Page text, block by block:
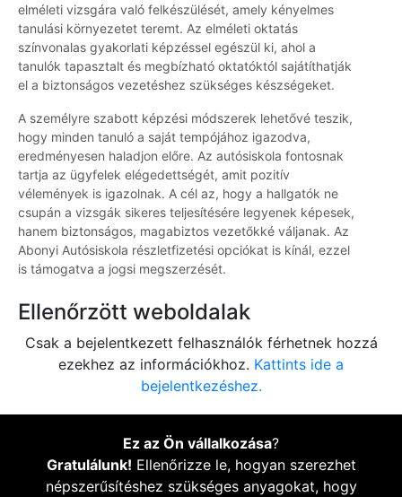
elméleti vizsgára való felkészülését, amely kényelmes
tanulási környezetet teremt. Az elméleti oktatás
színvonalas gyakorlati képzéssel egészül ki, ahol a
tanulók tapasztalt és megbízható oktatóktól sajátíthatják
el a biztonságos vezetéshez szükséges készségeket.
A személyre szabott képzési módszerek lehetővé teszik,
hogy minden tanuló a saját tempójához igazodva,
eredményesen haladjon előre. Az autósiskola fontosnak
tartja az ügyfelek elégedettségét, amit pozitív
vélemények is igazolnak. A cél az, hogy a hallgatók ne
csupán a vizsgák sikeres teljesítésére legyenek képesek,
hanem biztonságos, magabiztos vezetőkké váljanak. Az
Abonyi Autósiskola részletfizetési opciókat is kínál, ezzel
is támogatva a jogsi megszerzését.
Ellenőrzött weboldalak
Csak a bejelentkezett felhasználók férhetnek hozzá
ezekhez az információkhoz. Kattints ide a
bejelentkezéshez.
Ez az Ön vállalkozása?
Gratulálunk! Ellenőrizze le, hogyan szerezhet
népszerűsítéshez szükséges anyagokat, hogy